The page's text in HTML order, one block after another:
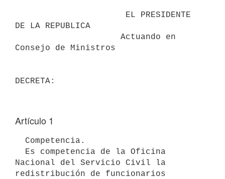
DE LA REPUBLICA
Consejo de Ministros
Artículo 1
Nacional del Servicio Civil la
redistribución de funcionarios